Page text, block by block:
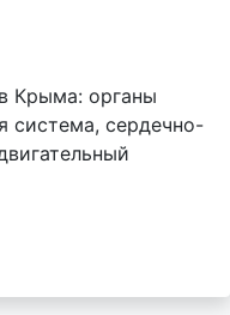
Крыма: органы
система, сердечно-